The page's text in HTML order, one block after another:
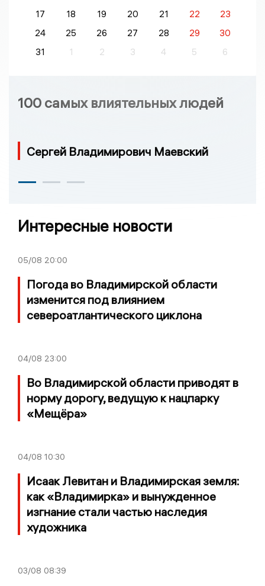
17
18 19 20 21 22
23
24
25 26 27 28 29
30
31
1 2 3 4 5 6
100 самых влиятельных людей
Сергей Владимирович Маевский
Интересные новости
05/08 20:00
Погода во Владимирской области
изменится под влиянием
североатлантического циклона
04/08 23:00
Во Владимирской области приводят в
норму дорогу, ведущую к нацпарку
«Мещёра»
04/08 10:30
Исаак Левитан и Владимирская земля:
как «Владимирка» и вынужденное
изгнание стали частью наследия
художника
03/08 08:39